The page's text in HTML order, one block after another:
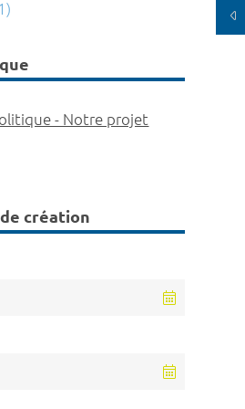
- Notre projet
création